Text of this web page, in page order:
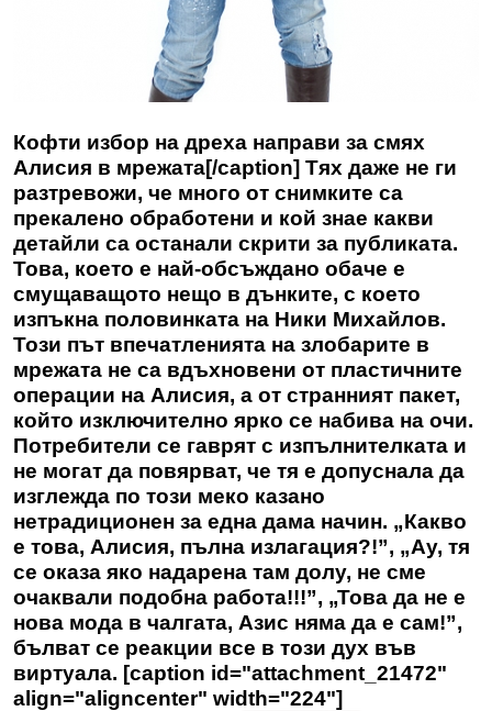
Кофти избор на дреха направи за смях
Алисия в мрежата[/caption] Тях даже не ги
разтревожи, че много от снимките са
прекалено обработени и кой знае какви
детайли са останали скрити за публиката.
Това, което е най-обсъждано обаче е
смущаващото нещо в дънките, с което
изпъкна половинката на Ники Михайлов.
Този път впечатленията на злобарите в
мрежата не са вдъхновени от пластичните
операции на Алисия, а от странният пакет,
който изключително ярко се набива на очи.
Потребители се гаврят с изпълнителката и
не могат да повярват, че тя е допуснала да
изглежда по този меко казано
нетрадиционен за една дама начин. „Какво
е това, Алисия, пълна излагация?!”, „Ау, тя
се оказа яко надарена там долу, не сме
очаквали подобна работа!!!”, „Това да не е
нова мода в чалгата, Азис няма да е сам!”,
бълват се реакции все в този дух във
виртуала. [caption id="attachment_21472"
align="aligncenter" width="224"]